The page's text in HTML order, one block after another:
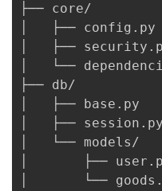
子
直
的
动
我
关
我
的
开
发
我
的
Programs
我
的
├── core/
│   ├── config.py
│   ├──
│   └──
├── db/
│   ├── base.py
│   ├──
│   └── models/
│       ├──
│       └──